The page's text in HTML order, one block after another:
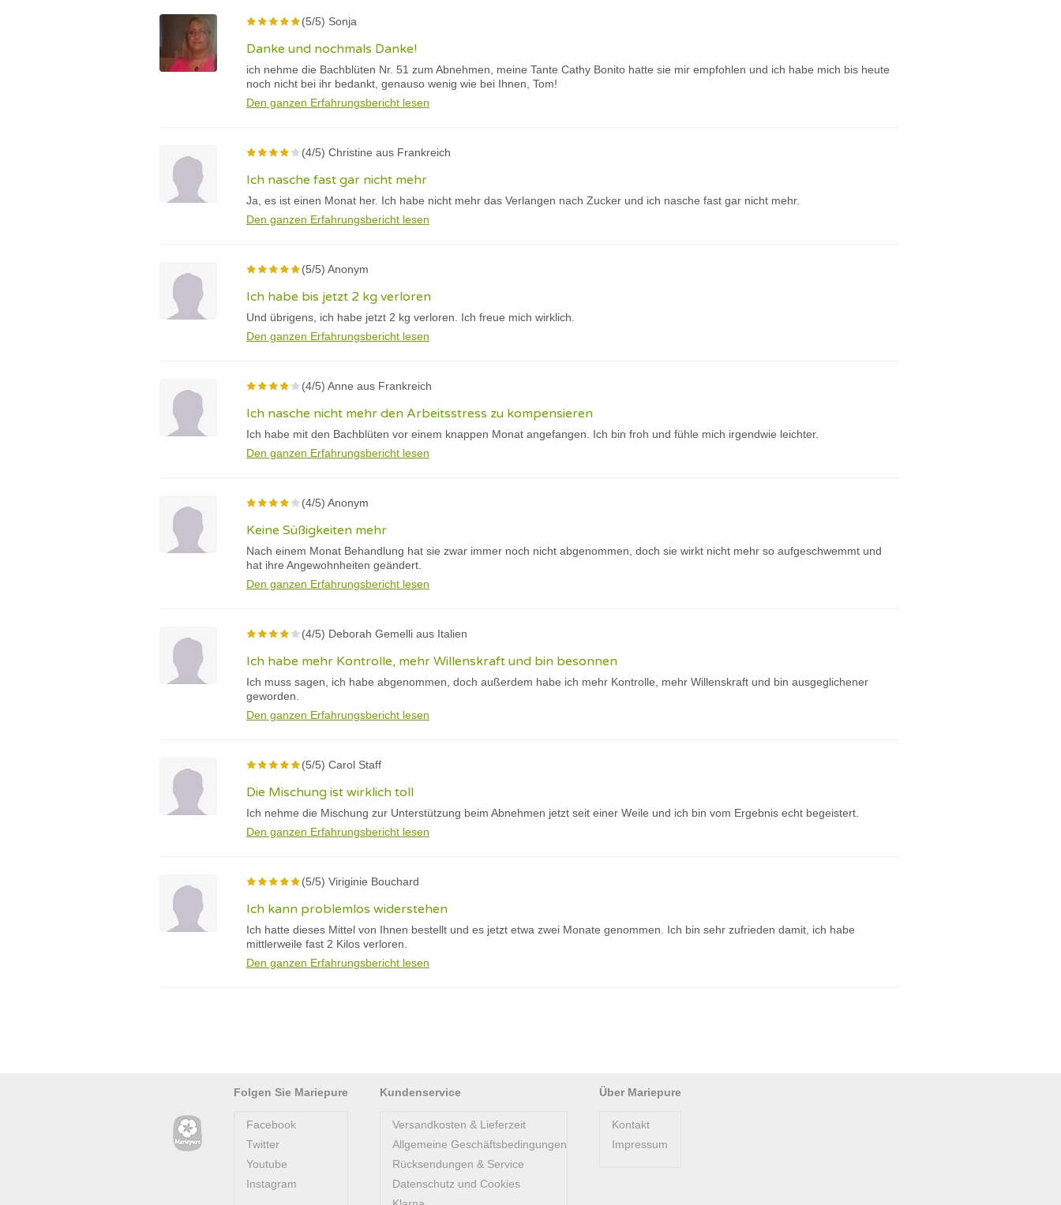
(5/5) Sonja
Danke und nochmals Danke!
ich nehme die Bachblüten Nr. 51 zum Abnehmen, meine Tante Cathy Bonito hatte sie mir empfohlen und ich habe mich bis heute
noch nicht bei ihr bedankt, genauso wenig wie bei Ihnen, Tom!
Den ganzen Erfahrungsbericht lesen
(4/5) Christine aus Frankreich
Ich nasche fast gar nicht mehr
Ja, es ist einen Monat her. Ich habe nicht mehr das Verlangen nach Zucker und ich nasche fast gar nicht mehr.
Den ganzen Erfahrungsbericht lesen
(5/5) Anonym
Ich habe bis jetzt 2 kg verloren
Und übrigens, ich habe jetzt 2 kg verloren. Ich freue mich wirklich.
Den ganzen Erfahrungsbericht lesen
(4/5) Anne aus Frankreich
Ich nasche nicht mehr den Arbeitsstress zu kompensieren
Ich habe mit den Bachblüten vor einem knappen Monat angefangen. Ich bin froh und fühle mich irgendwie leichter.
Den ganzen Erfahrungsbericht lesen
(4/5) Anonym
Keine Süßigkeiten mehr
Nach einem Monat Behandlung hat sie zwar immer noch nicht abgenommen, doch sie wirkt nicht mehr so aufgeschwemmt und
hat ihre Angewohnheiten geändert.
Den ganzen Erfahrungsbericht lesen
(4/5) Deborah Gemelli aus Italien
Ich habe mehr Kontrolle, mehr Willenskraft und bin besonnen
Ich muss sagen, ich habe abgenommen, doch außerdem habe ich mehr Kontrolle, mehr Willenskraft und bin ausgeglichener
geworden.
Den ganzen Erfahrungsbericht lesen
(5/5) Carol Staff
Die Mischung ist wirklich toll
Ich nehme die Mischung zur Unterstützung beim Abnehmen jetzt seit einer Weile und ich bin vom Ergebnis echt begeistert.
Den ganzen Erfahrungsbericht lesen
(5/5) Viriginie Bouchard
Ich kann problemlos widerstehen
Ich hatte dieses Mittel von Ihnen bestellt und es jetzt etwa zwei Monate genommen. Ich bin sehr zufrieden damit, ich habe
mittlerweile fast 2 Kilos verloren.
Den ganzen Erfahrungsbericht lesen
Folgen Sie Mariepure
Facebook
Twitter
Youtube
Instagram
Kundenservice
Versandkosten & Lieferzeit
Allgemeine Geschäftsbedingungen
Rücksendungen & Service
Datenschutz und Cookies
Über Mariepure
Kontakt
Impressum